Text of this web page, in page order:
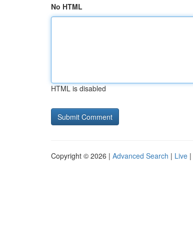
No HTML
HTML is disabled
Copyright © 2026 | Advanced Search | Live |